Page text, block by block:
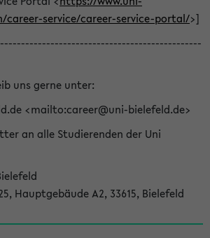
career-service/career-service-portal/>]
uns gerne unter:
<mailto:career@uni-bielefeld.de>
an alle Studierenden der Uni
Hauptgebäude A2, 33615, Bielefeld